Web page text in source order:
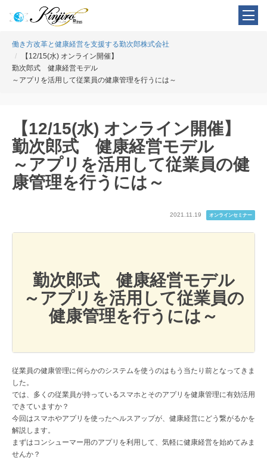
働き方改革と健康経営を支援する勤次郎株式会社
【12/15(水) オンライン開催】
勤次郎式 健康経営モデル
～アプリを活用して従業員の健康管理を行うには～
【12/15(水) オンライン開催】
勤次郎式 健康経営モデル
～アプリを活用して従業員の健
康管理を行うには～
2021.11.19 オンラインセミナー
勤次郎式 健康経営モデル
～アプリを活用して従業員の
健康管理を行うには～
従業員の健康管理に何らかのシステムを使うのはもう当たり前となってきま
した。
では、多くの従業員が持っているスマホとそのアプリを健康管理に有効活用
できていますか？
今回はスマホやアプリを使ったヘルスアップが、健康経営にどう繋がるかを
解説します。
まずはコンシューマー用のアプリを利用して、気軽に健康経営を始めてみま
せんか？